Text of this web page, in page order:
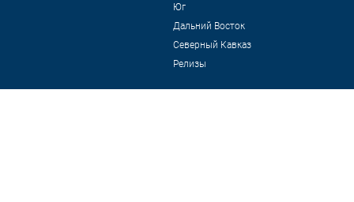
Юг
Дальний Восток
Северный Кавказ
Релизы